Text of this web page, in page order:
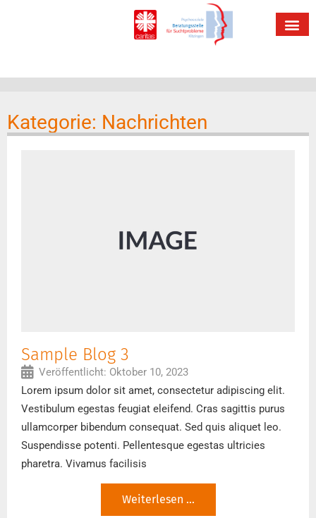
Kategorie: Nachrichten
Sample Blog 3
Veröffentlicht: Oktober 10, 2023
Lorem ipsum dolor sit amet, consectetur adipiscing elit.
Vestibulum egestas feugiat eleifend. Cras sagittis purus
ullamcorper bibendum consequat. Sed quis aliquet leo.
Suspendisse potenti. Pellentesque egestas ultricies
pharetra. Vivamus facilisis
Weiterlesen ...